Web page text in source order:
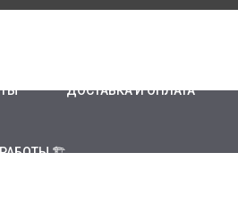
ДОСТАВКА И ОПЛАТА
🏗